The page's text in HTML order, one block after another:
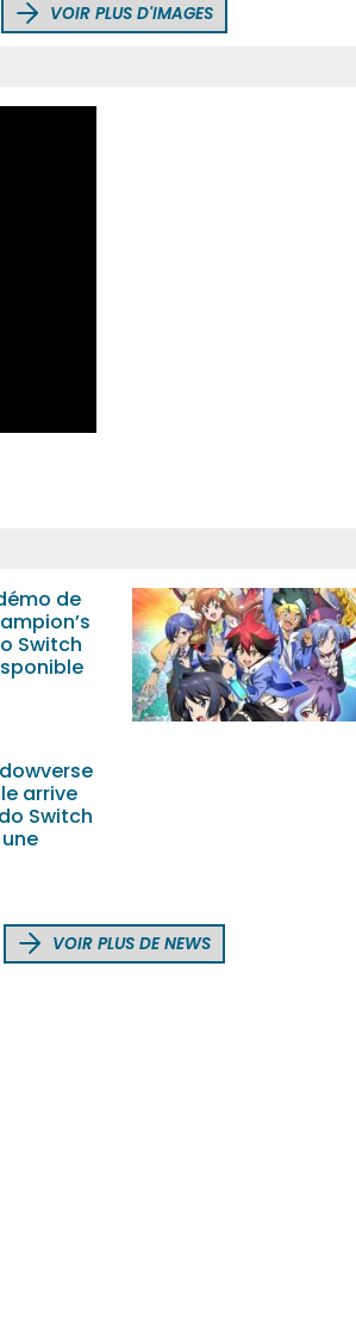
VOIR PLUS D'IMAGES
de
Switch
arrive
Switch
VOIR PLUS DE NEWS